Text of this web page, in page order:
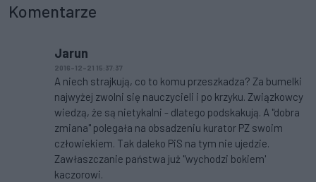
Komentarze
Jarun
2016-12-21 15:37:37
A niech strajkują, co to komu przeszkadza? Za bumelki
najwyżej zwolni się nauczycieli i po krzyku. Związkowcy
wiedzą, że są nietykalni - dlatego podskakują. A "dobra
zmiana" polegała na obsadzeniu kurator PZ swoim
człowiekiem. Tak daleko PiS na tym nie ujedzie.
Zawłaszczanie państwa już "wychodzi bokiem'
kaczorowi.